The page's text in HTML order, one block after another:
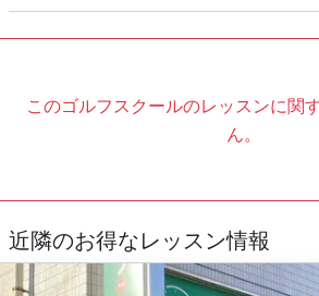
このゴルフスクールのレッスンに関
ん。
近隣のお得なレッスン情報